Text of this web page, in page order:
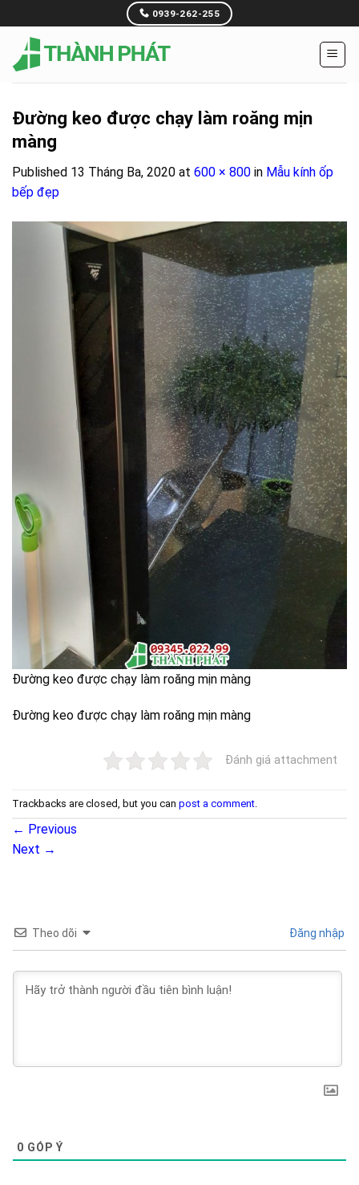
to
content
0939-262-255
Đường keo được chạy làm roăng mịn
màng
Published 13 Tháng Ba, 2020 at 600 × 800 in Mẫu kính ốp
bếp đẹp
Đường keo được chạy làm roăng mịn màng
Đường keo được chạy làm roăng mịn màng
Đánh giá attachment
Trackbacks are closed, but you can post a comment
← Previous
Next →
Theo dõi Đăng nhập
0 GÓP Ý